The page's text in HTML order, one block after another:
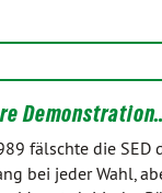
fälschte die
bei jeder Wahl,